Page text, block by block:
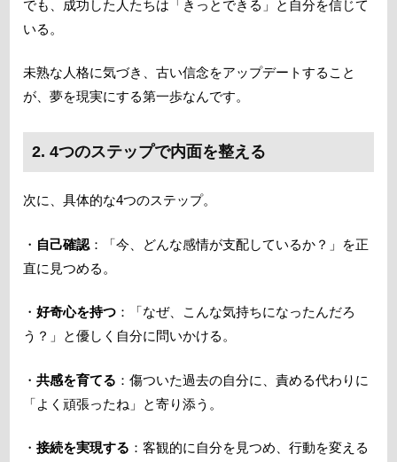
でも、成功した人たちは「きっとできる」と自分を信じて
いる。
未熟な人格に気づき、古い信念をアップデートすること
が、夢を現実にする第一歩なんです。
2. 4つのステップで内面を整える
次に、具体的な4つのステップ。
・ 自己確認 ：「今、どんな感情が支配しているか？」を正
直に見つめる。
・好奇心を持つ ：「なぜ、こんな気持ちになったんだろ
う？」と優しく自分に問いかける。
・共感を育てる ：傷ついた過去の自分に、責める代わりに
「よく頑張ったね」と寄り添う。
・接続を実現する ：客観的に自分を見つめ、行動を変える